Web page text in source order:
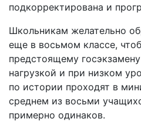
подкорректирована и
Школьникам желательно
еще в восьмом классе,
предстоящему
нагрузкой и при низком
по истории проходят в
среднем из восьми
примерно одинаков.